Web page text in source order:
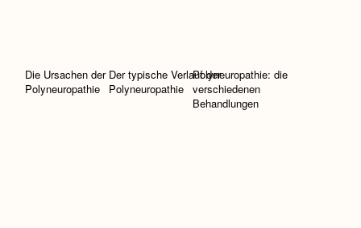
Die Ursachen der
Polyneuropathie
Der typische Verlauf der
Polyneuropathie
Polyneuropathie: die
verschiedenen
Behandlungen